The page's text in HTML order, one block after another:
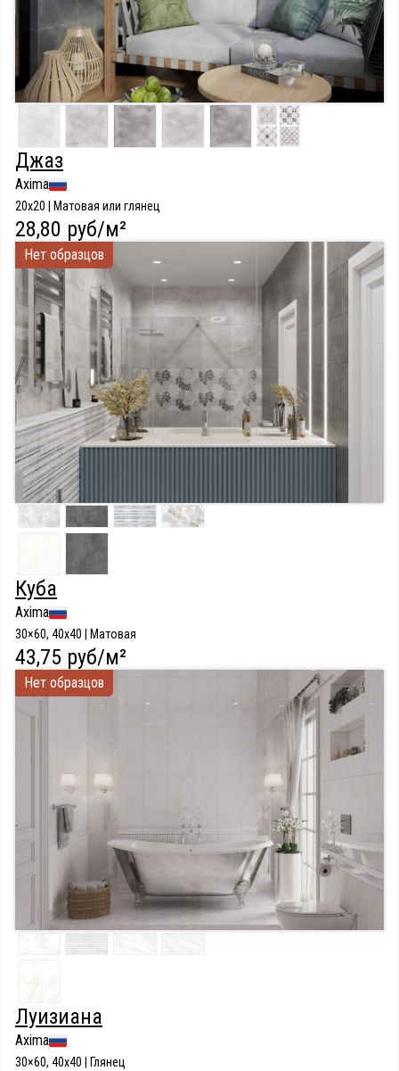
Джаз
Axima
20x20 | Матовая или глянец
28,80 руб/м²
Нет образцов
Куба
Axima
30×60, 40x40 | Матовая
43,75 руб/м²
Нет образцов
Луизиана
Axima
30×60, 40x40 | Глянец